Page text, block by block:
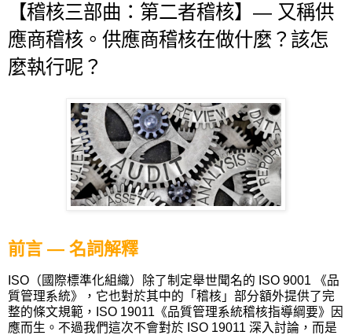
【稽核三部曲：第二者稽核】— 又稱供
應商稽核。供應商稽核在做什麼？該怎
麼執行呢？
前言 — 名詞解釋
ISO（國際標準化組織）除了制定舉世聞名的 ISO 9001 《品
質管理系統》
，它也對於其中的「稽核」部分額外提供了完
整的條文規範，ISO 19011《品質管理系統稽核指導綱要》因
應而生。不過我們這次不會對於 ISO 19011 深入討論，而是